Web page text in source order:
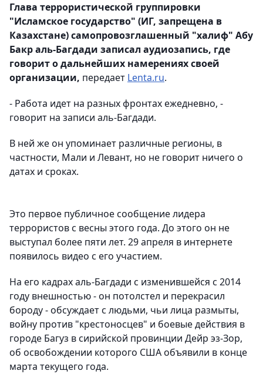
Глава террористической группировки
"Исламское государство" (ИГ, запрещена в
Казахстане) самопровозглашенный "халиф" Абу
Бакр аль-Багдади записал аудиозапись, где
говорит о дальнейших намерениях своей
организации, передает Lenta.ru.
- Работа идет на разных фронтах ежедневно, -
говорит на записи аль-Багдади.
В ней же он упоминает различные регионы, в
частности, Мали и Левант, но не говорит ничего о
датах и сроках.
Это первое публичное сообщение лидера
террористов с весны этого года. До этого он не
выступал более пяти лет. 29 апреля в интернете
появилось видео с его участием.
На его кадрах аль-Багдади с изменившейся с 2014
году внешностью - он потолстел и перекрасил
бороду - обсуждает с людьми, чьи лица размыты,
войну против "крестоносцев" и боевые действия в
городе Багуз в сирийской провинции Дейр эз-Зор,
об освобождении которого США объявили в конце
марта текущего года.